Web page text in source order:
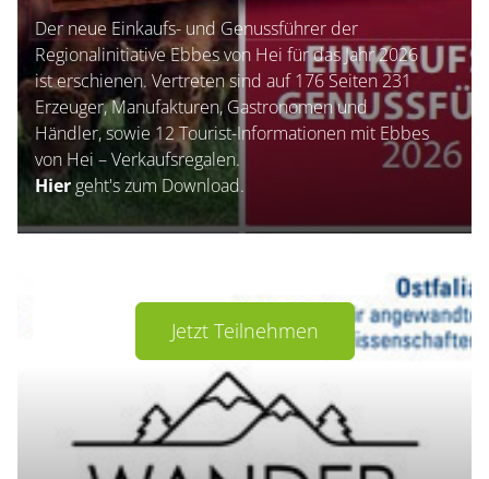
Der neue Einkaufs- und Genussführer der
Regionalinitiative Ebbes von Hei für das Jahr 2026
ist erschienen. Vertreten sind auf 176 Seiten 231
Erzeuger, Manufakturen, Gastronomen und
Händler, sowie 12 Tourist-Informationen mit Ebbes
von Hei – Verkaufsregalen.
Hiergeht's zum Download.
Jetzt Teilnehmen